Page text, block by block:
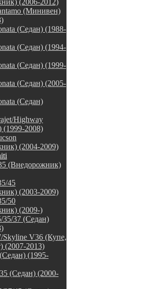
(Минивен)
(Седан) (1988-
(Седан) (1994-
(Седан) (1999-
(Седан) (2005-
(Седан)
Highway
2008)
(2004-2009)
(Внедорожник)
45
(2003-2009)
50
(2009-)
37 (Седан)
Skyline V36 (Купе,
(2007-2013)
(1995-
(Седан) (2000-